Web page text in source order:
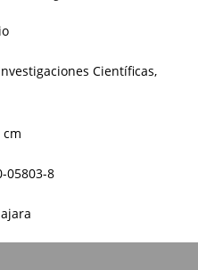
Científicas,
cm
05803-8